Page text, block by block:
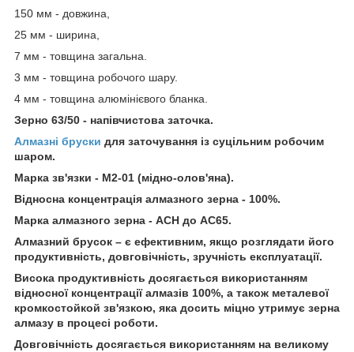
150 мм - довжина,
25 мм - ширина,
7 мм - товщина загальна.
3 мм - товщина робочого шару.
4 мм - товщина алюмінієвого бланка.
Зерно 63/50 - напівчистова заточка.
Алмазні бруски для заточування із суцільним робочим
шаром.
Марка зв'язки - М2-01 (мідно-олов'яна).
Відносна концентрація алмазного зерна - 100%.
Марка алмазного зерна - ACH до АС65.
Алмазний брусок – є ефективним, якщо розглядати його
продуктивність, довговічність, зручність експлуатації.
Висока продуктивність досягається використанням
відносної концентрації алмазів 100%, а також металевої
кромкостойкой зв'язкою, яка досить міцно утримує зерна
алмазу в процесі роботи.
Довговічність досягається використанням на великому